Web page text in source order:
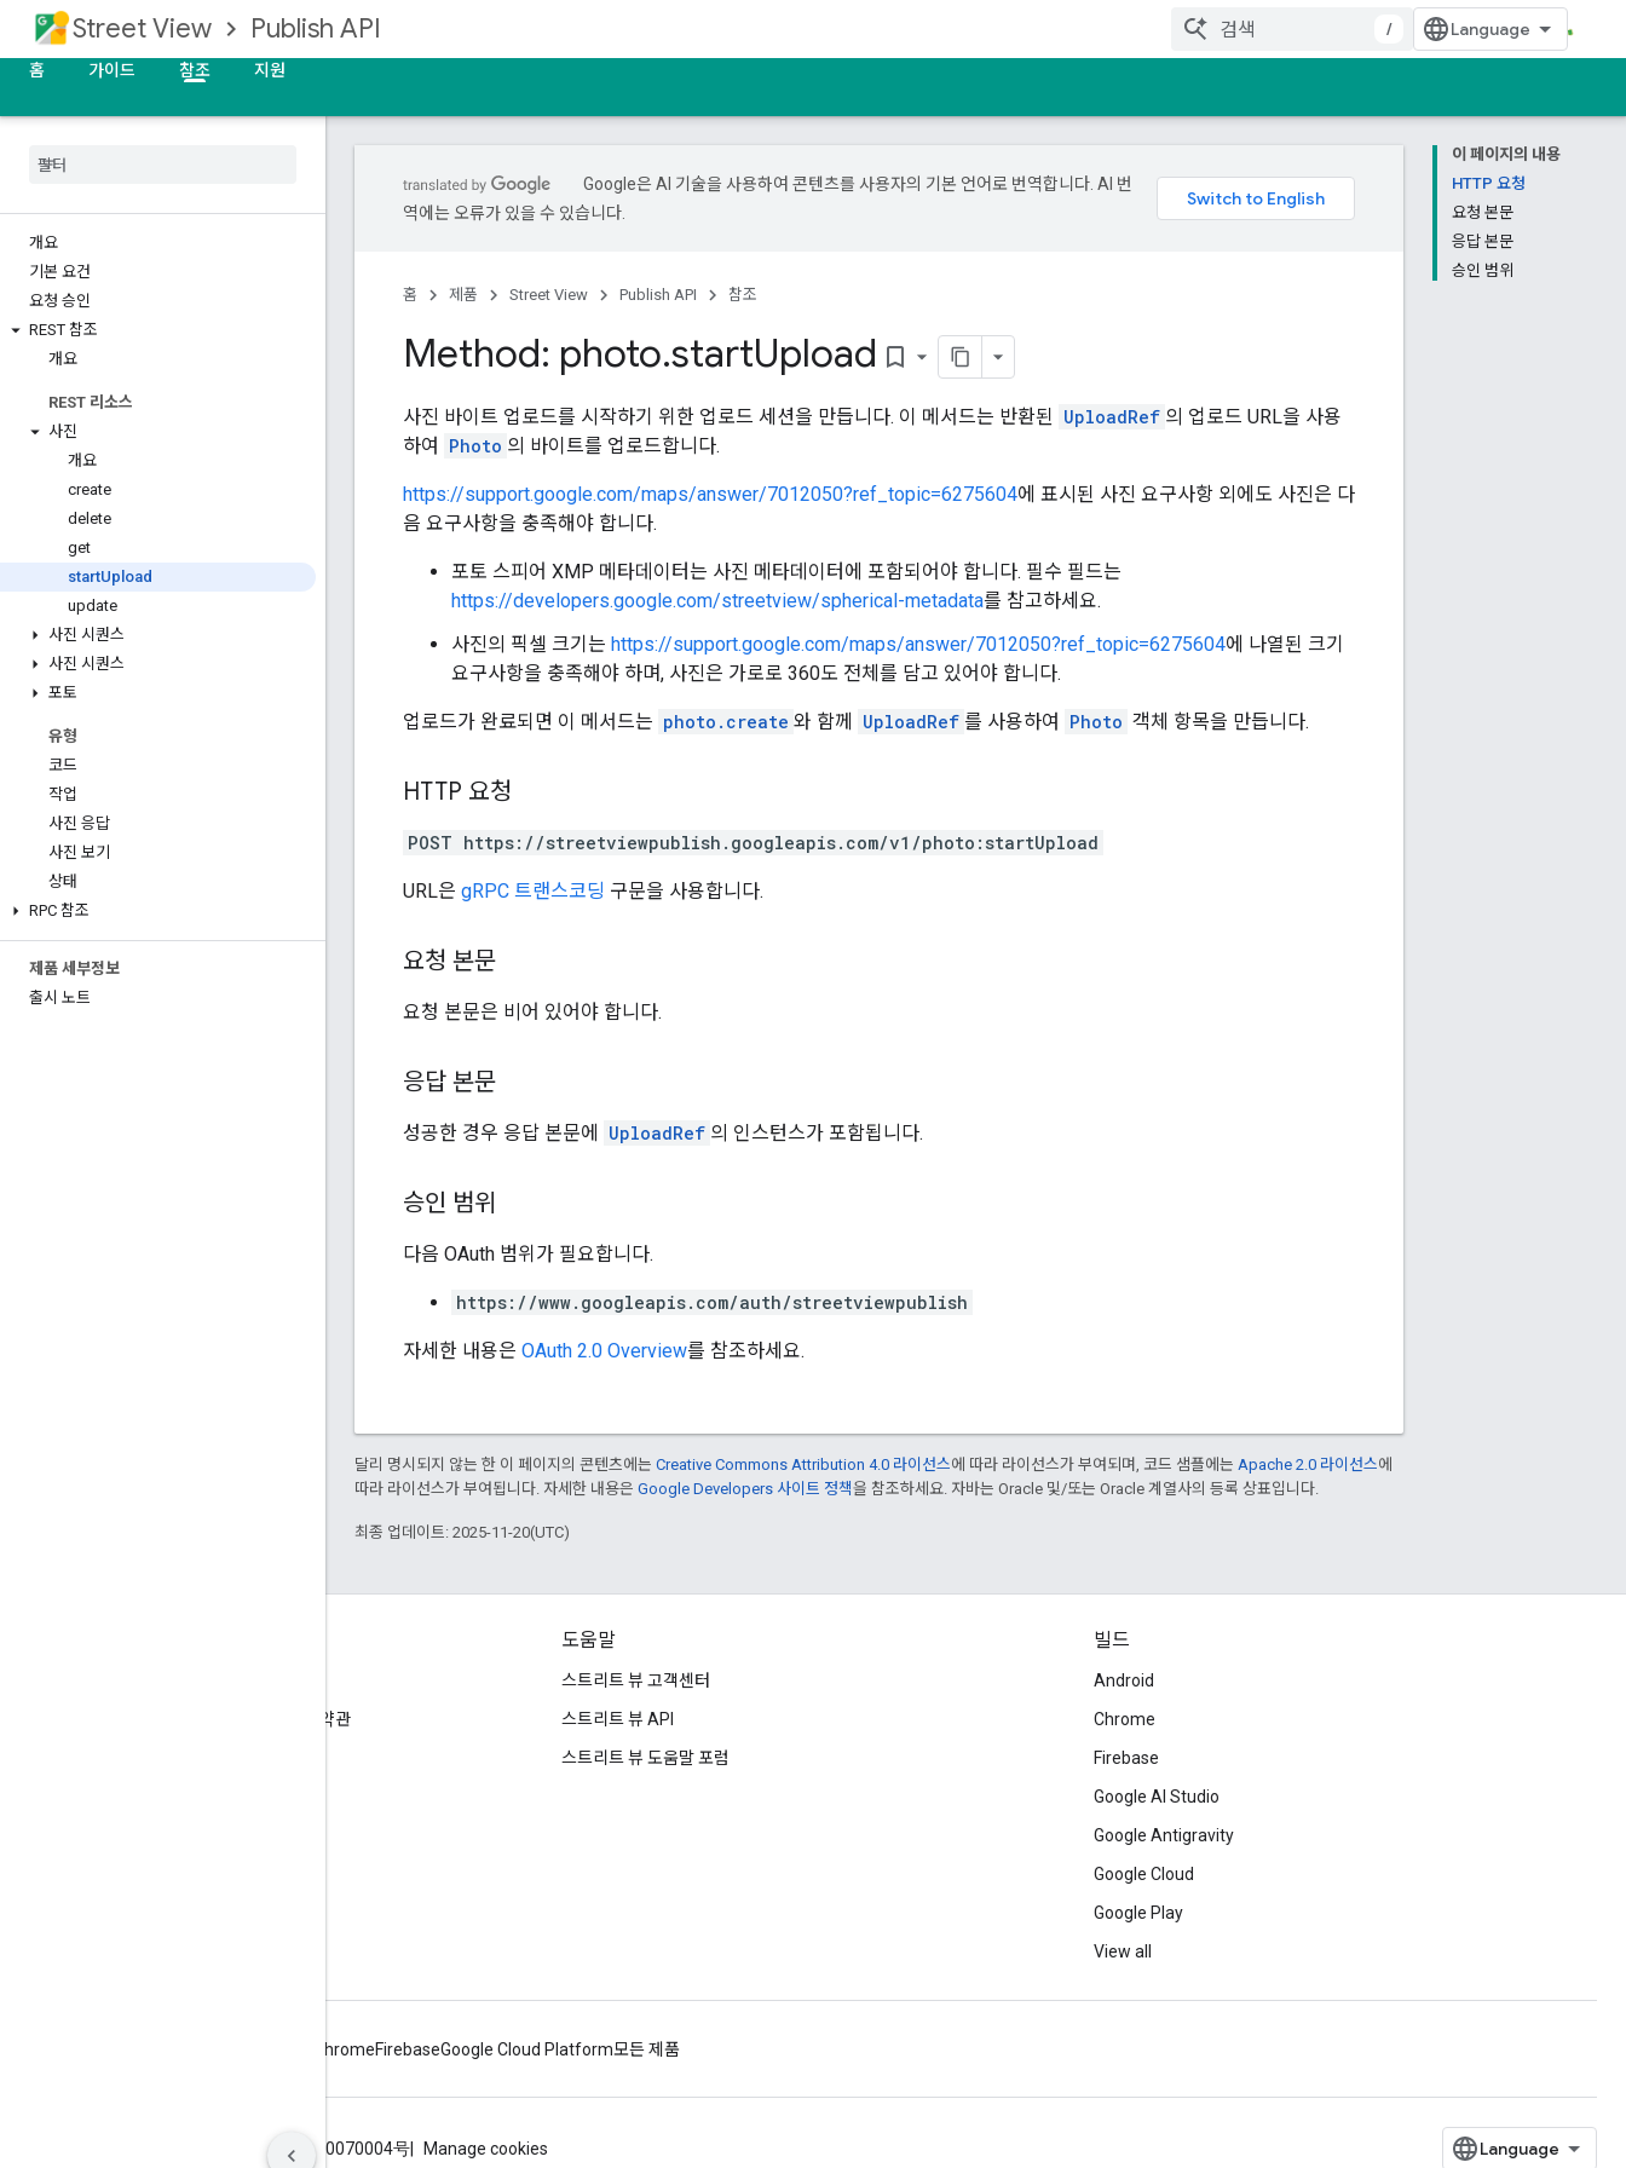
Street View Publish API
/
홈
가이드 참조 지원
개요
기본 요건
요청 승인
REST 참조
개요
REST 리소스
사진
개요
create
delete
get
startUpload
update
사진 시퀀스
사진 시퀀스
포토
유형
코드
작업
사진 응답
사진 보기
상태
RPC 참조
제품 세부정보
출시 노트
이 페이지의 내용
HTTP 요청
요청 본문
응답 본문
승인 범위
Google은 AI 기술을 사용하여 콘텐츠를 사용자의 기본 언어로 번역합니다. AI 번
역에는 오류가 있을 수 있습니다.
홈 제품 Street View Publish API 참조
Method: photo.startUpload bookmark_border
사진 바이트 업로드를 시작하기 위한 업로드 세션을 만듭니다. 이 메서드는 반환된 UploadRef 의 업로드 URL을 사용
하여
Photo 의 바이트를 업로드합니다.
https://support.google.com/maps/answer/7012050?ref_topic=6275604에 표시된 사진 요구사항 외에도 사진은 다
음 요구사항을 충족해야 합니다.
포토 스피어 XMP 메타데이터는 사진 메타데이터에 포함되어야 합니다. 필수 필드는
https://developers.google.com/streetview/spherical-metadata를 참고하세요.
사진의 픽셀 크기는 https://support.google.com/maps/answer/7012050?ref_topic=6275604에 나열된 크기
요구사항을 충족해야 하며, 사진은 가로로 360도 전체를 담고 있어야 합니다.
업로드가 완료되면 이 메서드는 photo.create 와 함께 UploadRef 를 사용하여 Photo 객체 항목을 만듭니다.
HTTP 요청
POST https://streetviewpublish.googleapis.com/v1/photo:startUpload
URL은 gRPC 트랜스코딩 구문을 사용합니다.
요청 본문
요청 본문은 비어 있어야 합니다.
응답 본문
성공한 경우 응답 본문에 UploadRef 의 인스턴스가 포함됩니다.
승인 범위
다음 OAuth 범위가 필요합니다.
https://www.googleapis.com/auth/streetviewpublish
자세한 내용은 OAuth 2.0 Overview를 참조하세요.
달리 명시되지 않는 한 이 페이지의 콘텐츠에는 Creative Commons Attribution 4.0 라이선스에 따라 라이선스가 부여되며, 코드 샘플에는 Apache 2.0 라이선스에
따라 라이선스가 부여됩니다. 자세한 내용은 Google Developers 사이트 정책을 참조하세요. 자바는 Oracle 및/또는 Oracle 계열사의 등록 상표입니다.
최종 업데이트: 2025-11-20(UTC)
Google Street View Publish API 서비스 약관
도움말
스트리트 뷰 고객센터
스트리트 뷰 API
스트리트 뷰 도움말 포럼
빌드
Android
Chrome
Firebase
Google AI Studio
Google Antigravity
Google Cloud
Google Play
View all
ChromeFirebaseGoogle Cloud Platform모든 제품
ICP证合字B2-20070004号 Manage cookies